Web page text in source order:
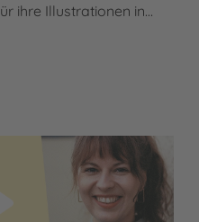
ihre Illustrationen in…